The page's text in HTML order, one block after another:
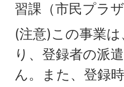
習課（市民プラ
(注意)この事業
り、登録者の派
ん。また、登録